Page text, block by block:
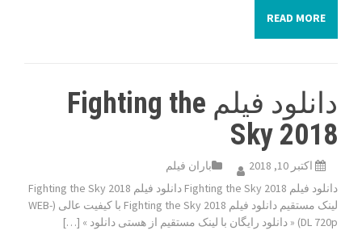
READ MORE
دانلود فیلم Fighting the
Sky 2018
اکتبر 10, 2018
باران فیلم
دانلود فیلم Fighting the Sky 2018 دانلود فیلم Fighting the Sky 2018
لینک مستقیم دانلود فیلم Fighting the Sky 2018 با کیفیت عالی (WEB-
DL 720p) « دانلود رایگان با لینک مستقیم از هستی دانلود » […]